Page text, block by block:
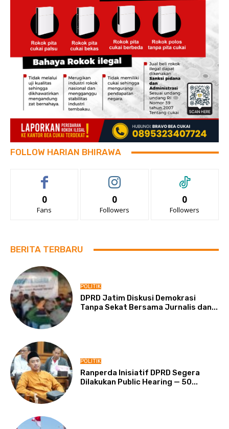
FOLLOW HARIAN BHIRAWA
0
Fans
0
Followers
0
Followers
BERITA TERBARU
POLITIK
DPRD Jatim Diskusi Demokrasi
Tanpa Sekat Bersama Jurnalis dan...
POLITIK
Ranperda Inisiatif DPRD Segera
Dilakukan Public Hearing — 50...